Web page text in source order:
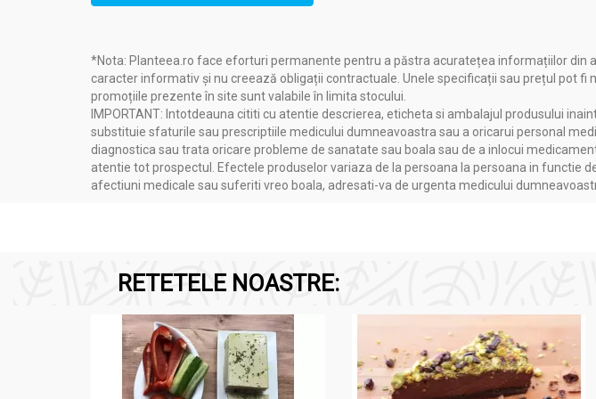
Ajuta la reducerea dificultatilor in a adormi;
Ajuta la cresterea duratei de somn;
Ajuta la calmarea agitatiei mentale;
Ajuta la relaxare psihica si contribuie la inducerea unui somn
de calitate;
Mentine starea de calm;
Ajuta la starea de bine mentala;
Favorizeaza scaderea Indexului Pittsburgh de Calitate a
Sustine functia digestiva;
Contraindicatii:Nu se administreaza la copii, femei insarcinate sau care
componentele preparatului.
*Nota: Planteea.ro face eforturi permanente pentru a păstra acuratețea informațiilor din
caracter informativ și nu creează obligații contractuale. Unele specificații sau prețul pot
promoțiile prezente în site sunt valabile în limita stocului.
IMPORTANT: Intotdeauna cititi cu atentie descrierea, eticheta si ambalajul produsului
substituie sfaturile sau prescriptiile medicului dumneavoastra sau a oricarui personal
diagnostica sau trata oricare probleme de sanatate sau boala sau de a inlocui
atentie tot prospectul. Efectele produselor variaza de la persoana la persoana in functie
afectiuni medicale sau suferiti vreo boala, adresati-va de urgenta medicului
RETETELE NOASTRE: